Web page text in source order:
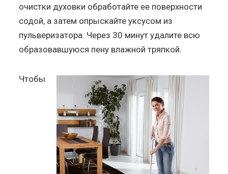
очистки духовки обработайте ее поверхности
содой, а затем опрыскайте уксусом из
пульверизатора. Через 30 минут удалите всю
образовавшуюся пену влажной тряпкой.
Чтобы